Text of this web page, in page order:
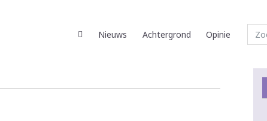
Nieuws Achtergrond Opinie